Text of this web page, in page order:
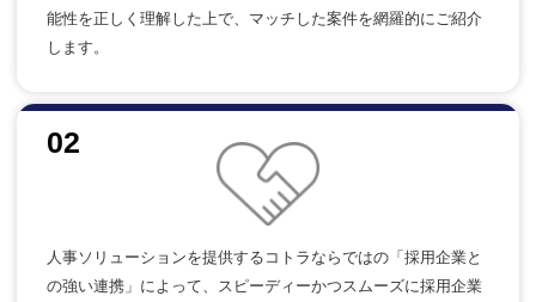
能性を正しく理解した上で、マッチした案件を網羅的にご紹介
します。
02
人事ソリューションを提供するコトラならではの「採用企業と
の強い連携」によって、スピーディーかつスムーズに採用企業